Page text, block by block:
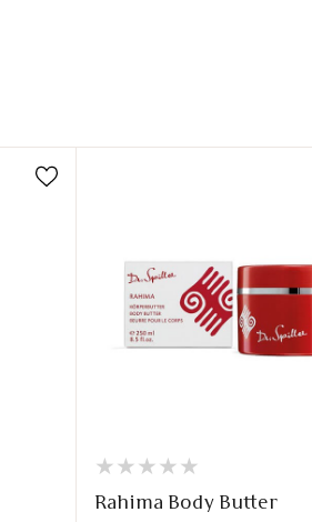
★
★ ★
★ ★
★ ★
★ ★
★
Rahima Body Butter